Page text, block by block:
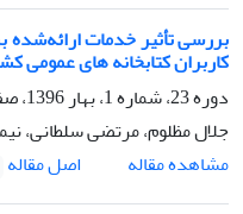
کاربران کتابخانه های
دوره 23، شماره 1، بهار 1396، صفحه
جلال مظلوم، مرتضی سلطانی،
مشاهده مقاله
اصل مقاله